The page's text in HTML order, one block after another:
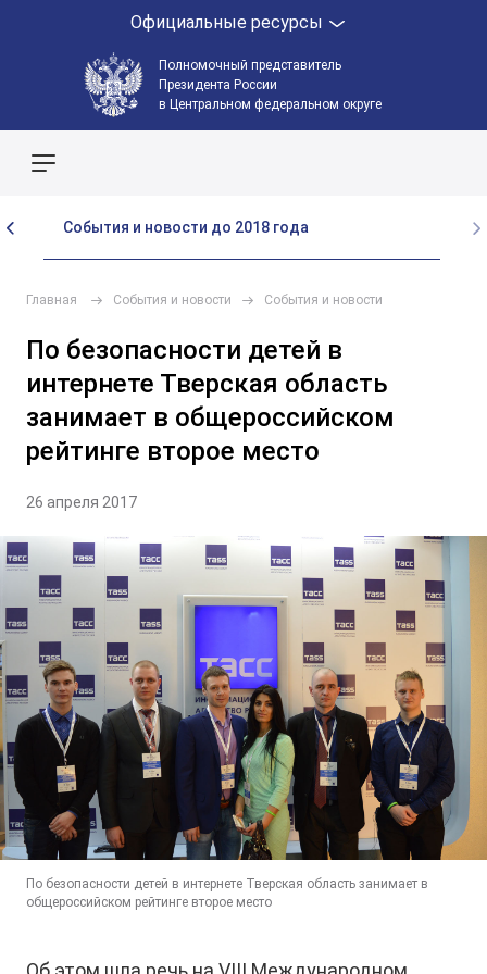
Полномочный представитель
Президента России
в Центральном федеральном округе
Официальные ресурсы
События и новости до 2018 года
Главная События и новости События и новости
По безопасности детей в
интернете Тверcкая область
занимает в общероссийском
рейтинге второе место
26 апреля 2017
По безопасности детей в интернете Тверcкая область занимает в
общероссийском рейтинге второе место